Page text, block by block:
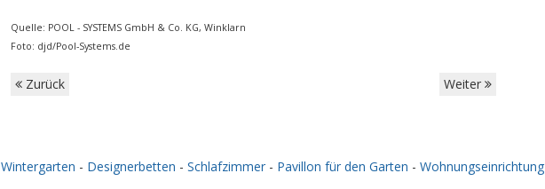
Quelle: POOL - SYSTEMS GmbH & Co. KG, Winklarn
Foto: djd/Pool-Systems.de
Zurück Weiter
Wintergarten - Designerbetten - Schlafzimmer - Pavillon für den Garten - Wohnungseinrichtung